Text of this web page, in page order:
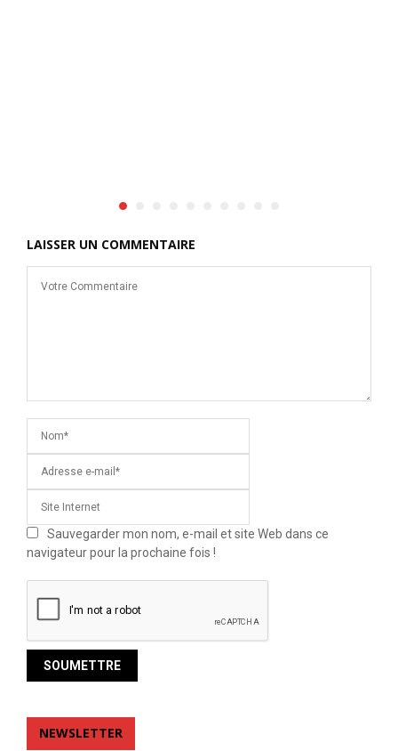
LAISSER UN COMMENTAIRE
Sauvegarder mon nom, e-mail et site Web dans ce
navigateur pour la prochaine fois !
NEWSLETTER